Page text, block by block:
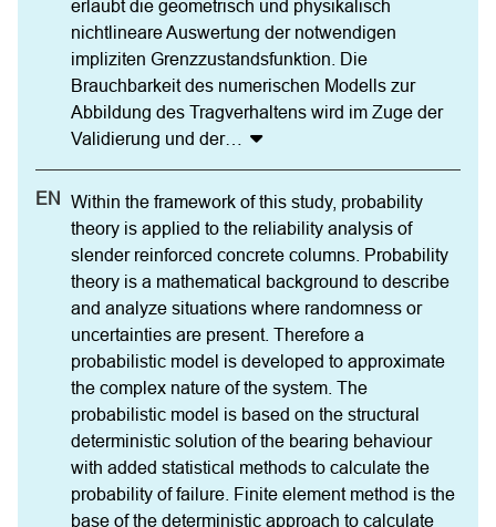
erlaubt die geometrisch und physikalisch
nichtlineare Auswertung der notwendigen
impliziten Grenzzustandsfunktion. Die
Brauchbarkeit des numerischen Modells zur
Abbildung des Tragverhaltens wird im Zuge der
Validierung und der…
Within the framework of this study, probability
theory is applied to the reliability analysis of
slender reinforced concrete columns. Probability
theory is a mathematical background to describe
and analyze situations where randomness or
uncertainties are present. Therefore a
probabilistic model is developed to approximate
the complex nature of the system. The
probabilistic model is based on the structural
deterministic solution of the bearing behaviour
with added statistical methods to calculate the
probability of failure. Finite element method is the
base of the deterministic approach to calculate